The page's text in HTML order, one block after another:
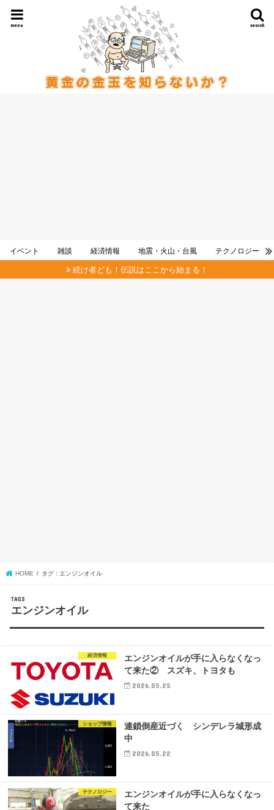
search
menu
イベント 雑談 経済情報 地震・火山・台風 テクノロジー
続け者ども！伝説はここから始まる！
HOME タグ : エンジンオイル
エンジンオイル
経済情報
エンジンオイルが手に入らなくなっ
て来た② スズキ、トヨタも
2026.05.25
ショップ情報
連鎖倒産近づく シンデレラ城形成
中
2026.05.22
テクノロジー
エンジンオイルが手に入らなくなっ
て来た